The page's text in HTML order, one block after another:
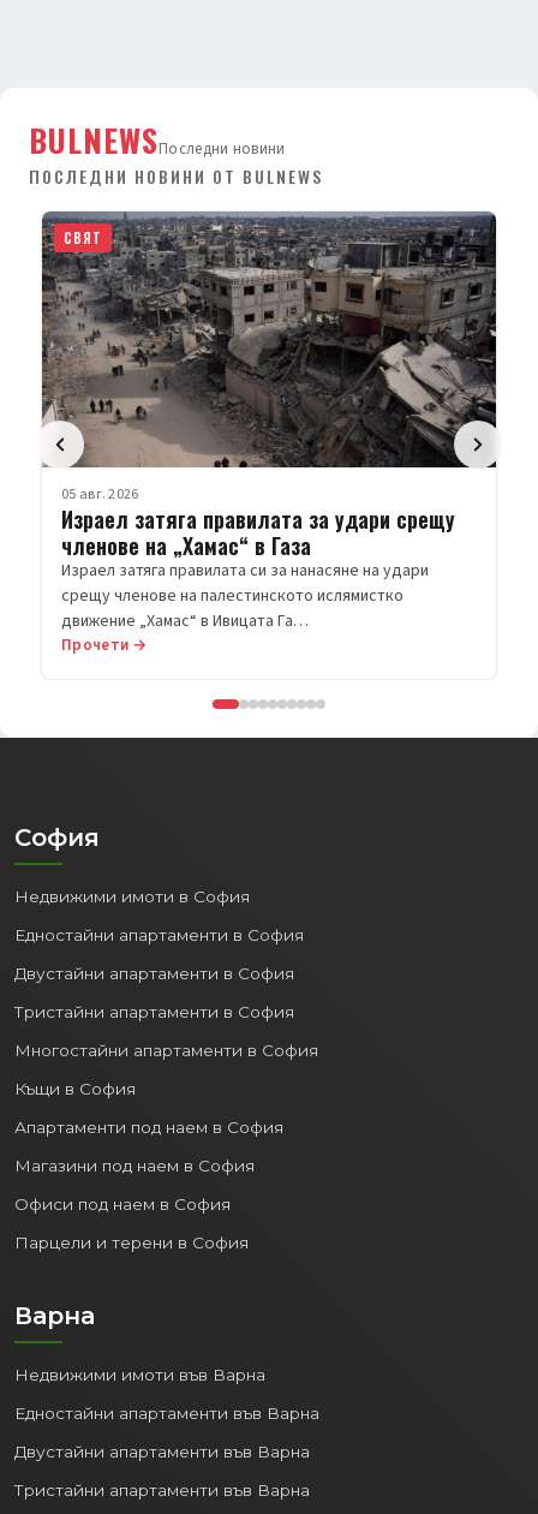
BULNEWSПоследни новини
ПОСЛЕДНИ НОВИНИ ОТ BULNEWS
СВЯТ
05 авг. 2026
Израел затяга правилата за удари срещу
членове на „Хамас“ в Газа
Израел затяга правилата си за нанасяне на удари
срещу членове на палестинското ислямистко
движение „Хамас“ в Ивицата Га…
Прочети →
София
Недвижими имоти в София
Едностайни апартаменти в София
Двустайни апартаменти в София
Тристайни апартаменти в София
Многостайни апартаменти в София
Къщи в София
Апартаменти под наем в София
Магазини под наем в София
Офиси под наем в София
Парцели и терени в София
Варна
Недвижими имоти във Варна
Едностайни апартаменти във Варна
Двустайни апартаменти във Варна
Тристайни апартаменти във Варна